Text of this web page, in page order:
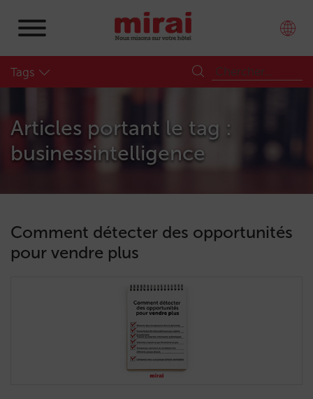
Tags
Articles portant le tag :
businessintelligence
Comment détecter des opportunités
pour vendre plus